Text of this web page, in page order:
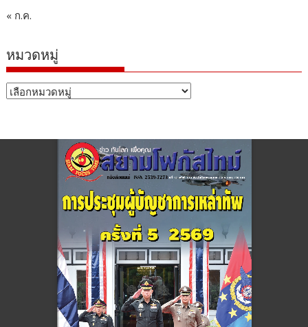
« ก.ค.
หมวดหมู่
หมวด